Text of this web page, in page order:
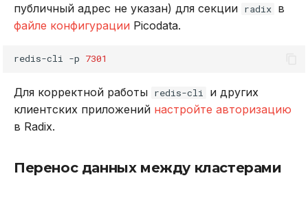
zdiffstore
zincrby
zinter
zintercard
публичный адрес не указан) для секции radix в
файле конфигурации Picodata.
redis-cli -p 7301
Для корректной работы redis-cli
и других
клиентских приложений настройте авторизацию
в Radix.
Перенос данных между кластерами